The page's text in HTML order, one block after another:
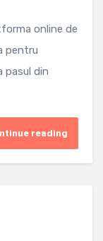
online de
pentru
pasul din
reading